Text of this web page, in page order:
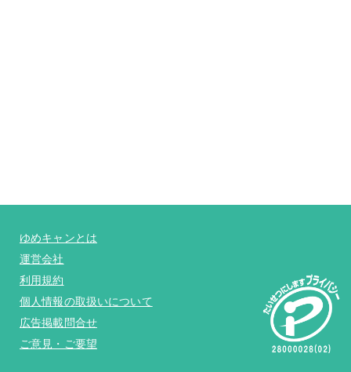
ゆめキャンとは
運営会社
利用規約
個人情報の取扱いについて
広告掲載問合せ
ご意見・ご要望